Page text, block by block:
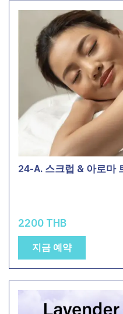
24-A. 스크럽 & 아로마
2200 THB
지금 예약